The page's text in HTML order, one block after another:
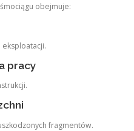
obejmuje:
eksploatacji.
pracy
fragmentów.